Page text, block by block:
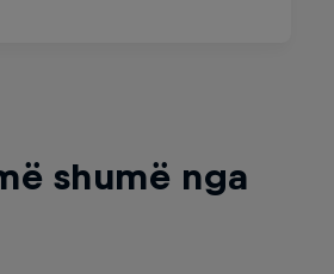
shumë nga